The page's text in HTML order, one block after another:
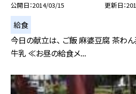
公開日 2014/03/15 更新日
給食
今日の献立は、 ご飯 麻婆豆腐 茶わ
牛乳 ≪お昼の給食メ...